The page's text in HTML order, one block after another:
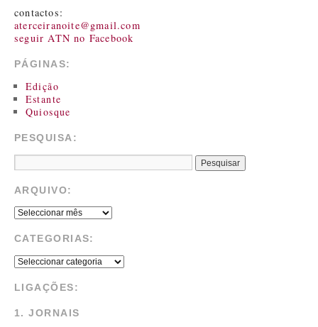
contactos:
aterceiranoite@gmail.com
seguir ATN no Facebook
PÁGINAS:
Edição
Estante
Quiosque
PESQUISA:
ARQUIVO:
CATEGORIAS:
LIGAÇÕES:
1. JORNAIS